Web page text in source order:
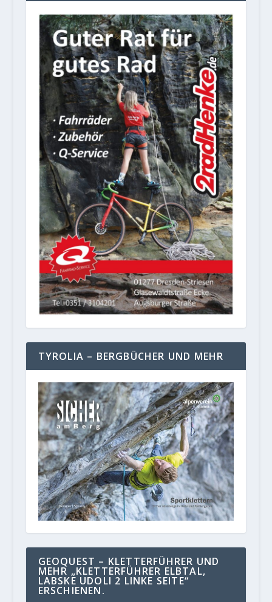
TYROLIA – BERGBÜCHER UND MEHR
GEOQUEST – KLETTERFÜHRER UND
MEHR „KLETTERFÜHRER ELBTAL,
LABSKE UDOLI 2 LINKE SEITE“
ERSCHIENEN.